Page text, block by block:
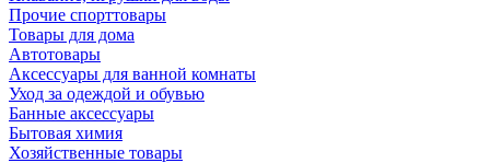
Прочие спорттовары
Товары для дома
Автотовары
Аксессуары для ванной комнаты
Уход за одеждой и обувью
Банные аксессуары
Бытовая химия
Хозяйственные товары